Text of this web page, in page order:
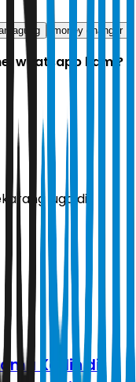
agung money changer
whatsapp kami?
juga di
Kadin di